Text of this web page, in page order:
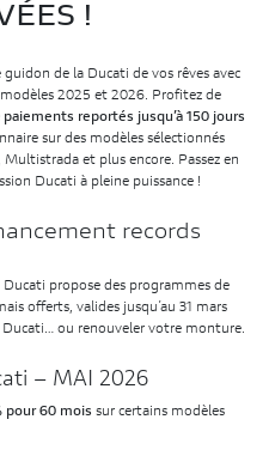
!
de la Ducati de vos rêves avec
2025 et 2026. Profitez de
paiements reportés jusqu’à 150 jours
sur des modèles sélectionnés
et plus encore. Passez en
Ducati à pleine puissance !
records
propose des programmes de
offerts, valides jusqu’au 31 mars
Ducati… ou renouveler votre monture.
– MAI 2026
pour 60 mois sur certains modèles